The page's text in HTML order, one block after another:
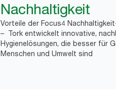
Nachhaltigkeit
Vorteile der Focus4
– Tork entwickelt innovative,
Hygienelösungen, die besser für
Menschen und Umwelt sind